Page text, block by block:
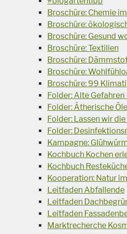
Broschüre: Chemie
Broschüre:
Broschüre: Gesund
Broschüre: Textilien
Broschüre:
Broschüre:
Broschüre: 99
Folder: Alte Gefahren
Folder: Ätherische
Folder: Lassen wir
Folder:
Kampagne:
Kochbuch Kochen
Kochbuch
Kooperation: Natur
Leitfaden Abfallende
Leitfaden
Leitfaden
Marktrecherche